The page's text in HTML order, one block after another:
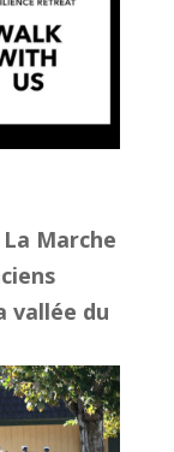
Marche
vallée du